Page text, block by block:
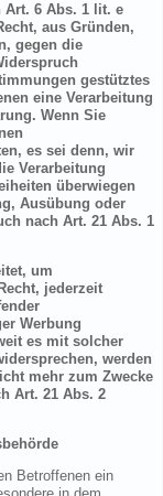
Art. 6 Abs. 1 lit. e
aus Gründen,
gegen die
gestütztes
eine Verarbeitung
Wenn Sie
es sei denn, wir
Verarbeitung
überwiegen
Ausübung oder
nach Art. 21 Abs. 1
um
jederzeit
Werbung
es mit solcher
werden
mehr zum Zwecke
Art. 21 Abs. 2
Betroffenen ein